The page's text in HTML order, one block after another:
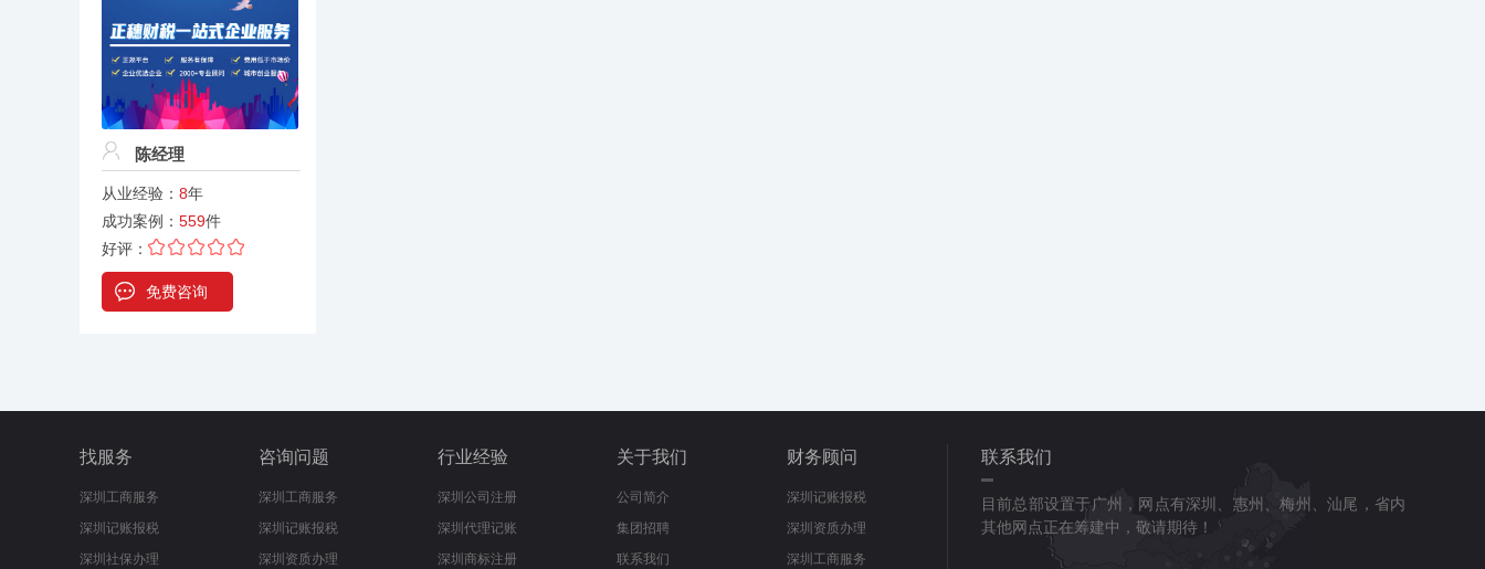
陈经理
从业经验： 8年
成功案例： 559件
好评：
免费咨询
找服务
深圳工商服务
深圳记账报税
深圳社保办理
咨询问题
深圳工商服务
深圳记账报税
深圳资质办理
行业经验
深圳公司注册
深圳代理记账
深圳商标注册
关于我们
公司简介
集团招聘
联系我们
财务顾问
深圳记账报税
深圳资质办理
深圳工商服务
联系我们
目前总部设置于广州，网点有深圳、惠州、梅州、汕尾，省内
其他网点正在筹建中，敬请期待！